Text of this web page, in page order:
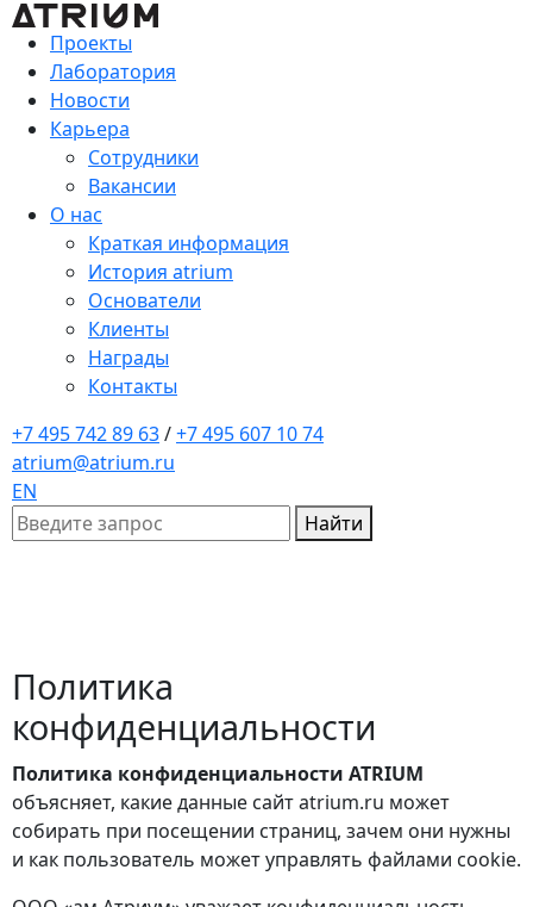
Проекты
Лаборатория
Новости
Карьера
Сотрудники
Вакансии
О нас
Краткая информация
История atrium
Основатели
Клиенты
Награды
Контакты
+7 495 742 89 63/+7 495 607 10 74
atrium@atrium.ru
EN
Найти
Политика
конфиденциальности
Политика конфиденциальности ATRIUM
объясняет, какие данные сайт atrium.ru может
собирать при посещении страниц, зачем они нужны
и как пользователь может управлять файлами cookie.